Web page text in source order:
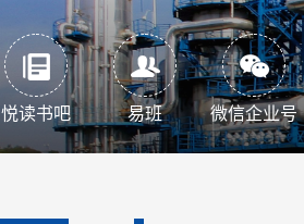
悦读书吧 易班 微信企业号